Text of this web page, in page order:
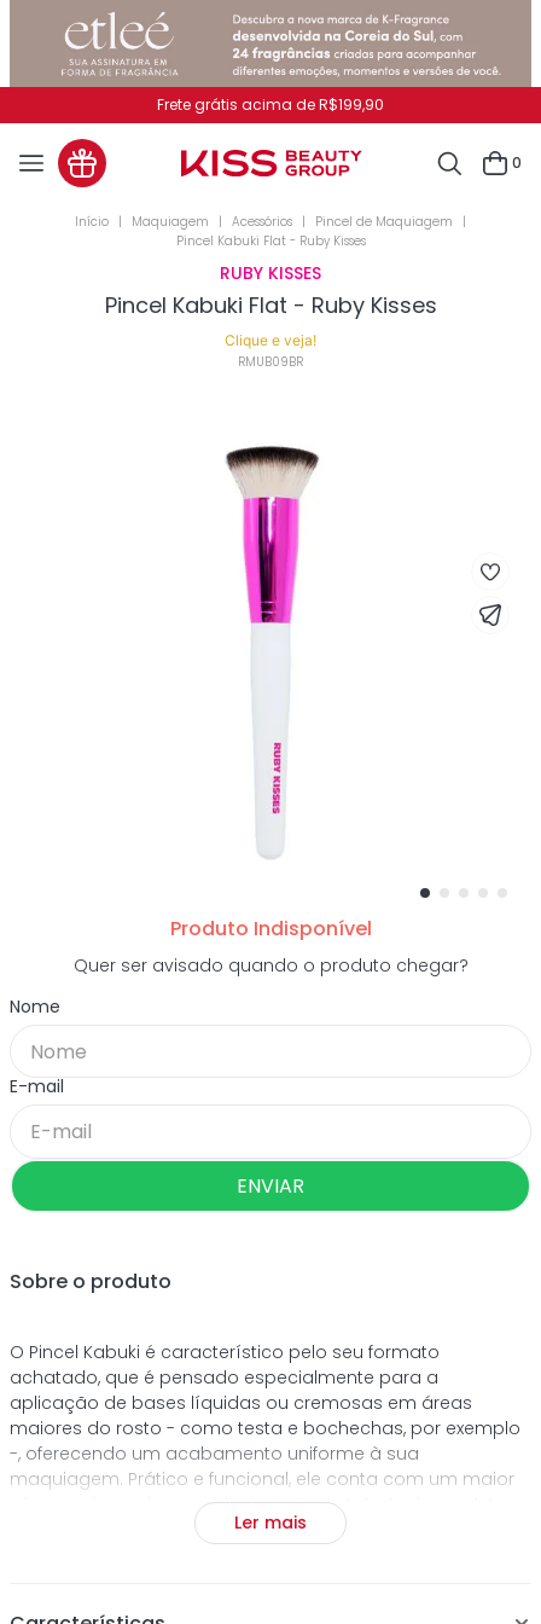
Frete grátis acima de R$199,90
0
Maquiagem Acessórios
Pincel de Maquiagem
Pincel Kabuki Flat - Ruby Kisses
RUBY KISSES
Pincel Kabuki Flat - Ruby Kisses
Clique e veja!
RMUB09BR
Produto Indisponível
Quer ser avisado quando o produto chegar?
ENVIAR
Sobre o produto
O Pincel Kabuki é característico pelo seu formato
achatado, que é pensado especialmente para a
aplicação de bases líquidas ou cremosas em áreas
maiores do rosto - como testa e bochechas, por exemplo
-, oferecendo um acabamento uniforme à sua
maquiagem. Prático e funcional, ele conta com um maior
número de cerdas que diminui a quantidade de produto
absorvida, fornecendo uma maior precisão na cobertura,
Ler mais